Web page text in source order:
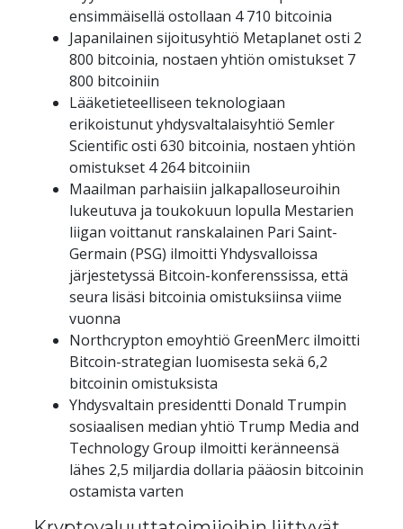
ensimmäisellä ostollaan 4 710 bitcoinia
Japanilainen sijoitusyhtiö Metaplanet osti 2
800 bitcoinia, nostaen yhtiön omistukset 7
800 bitcoiniin
Lääketieteelliseen teknologiaan
erikoistunut yhdysvaltalaisyhtiö Semler
Scientific osti 630 bitcoinia, nostaen yhtiön
omistukset 4 264 bitcoiniin
Maailman parhaisiin jalkapalloseuroihin
lukeutuva ja toukokuun lopulla Mestarien
liigan voittanut ranskalainen Pari Saint-
Germain (PSG) ilmoitti Yhdysvalloissa
järjestetyssä Bitcoin-konferenssissa, että
seura lisäsi bitcoinia omistuksiinsa viime
vuonna
Northcrypton emoyhtiö GreenMerc ilmoitti
Bitcoin-strategian luomisesta sekä 6,2
bitcoinin omistuksista
Yhdysvaltain presidentti Donald Trumpin
sosiaalisen median yhtiö Trump Media and
Technology Group ilmoitti keränneensä
lähes 2,5 miljardia dollaria pääosin bitcoinin
ostamista varten